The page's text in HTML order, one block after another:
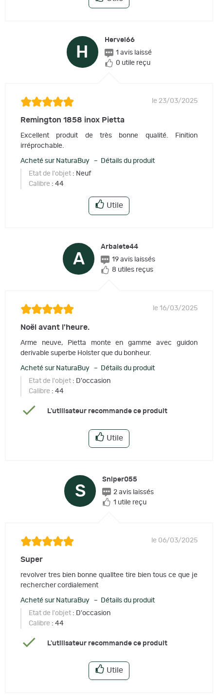
H
Hervel66
1 avis laissé
0 utile reçu
le 23/03/2025
Remington 1858 inox Pietta
Excellent produit de très bonne qualité. Finition
irréprochable.
Acheté sur NaturaBuy – Détails du produit
Etat de l'objet : Neuf
Calibre : 44
Utile
A
Arbalete44
19 avis laissés
8 utiles reçus
le 16/03/2025
Noël avant l'heure.
Arme neuve, Pietta monte en gamme avec guidon
derivable superbe Holster que du bonheur.
Acheté sur NaturaBuy – Détails du produit
Etat de l'objet : D'occasion
Calibre : 44
L'utilisateur recommande ce produit
Utile
S
Sniper055
2 avis laissés
1 utile reçu
le 06/03/2025
Super
revolver tres bien bonne qualltee tire bien tous ce que je
rechercher cordialement
Acheté sur NaturaBuy – Détails du produit
Etat de l'objet : D'occasion
Calibre : 44
L'utilisateur recommande ce produit
Utile